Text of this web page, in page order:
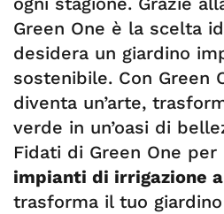
Green One è la scelta
desidera un giardino
sostenibile. Con Green
diventa un’arte,
verde in un’oasi di
Fidati di Green One per
impianti di irrigazione
trasforma il tuo